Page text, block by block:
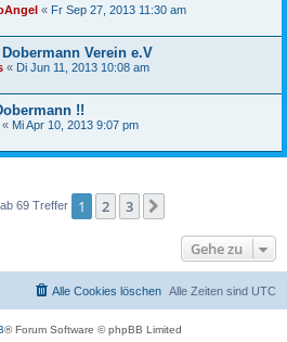
« Fr Sep 27, 2013 11:30 am
Verein e.V
« Di Jun 11, 2013 10:08 am
!!
« Mi Apr 10, 2013 9:07 pm
69 Treffer 1 2 3
Gehe zu
Alle Zeiten sind UTC
Alle Cookies löschen
® Forum Software © phpBB Limited